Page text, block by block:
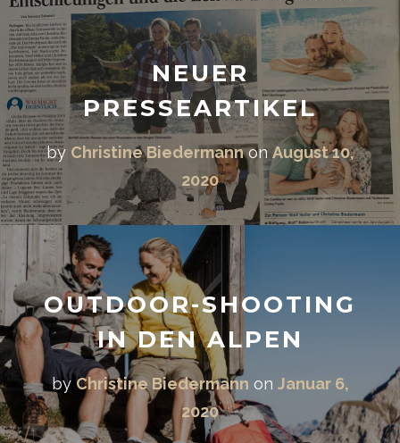
NEUER
PRESSEARTIKEL
by Christine Biedermann onAugust 10,
2020
OUTDOOR-SHOOTING
IN DEN ALPEN
by Christine Biedermann on Januar 6,
2020